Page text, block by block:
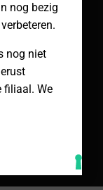
nog bezig
nog niet
filiaal. We